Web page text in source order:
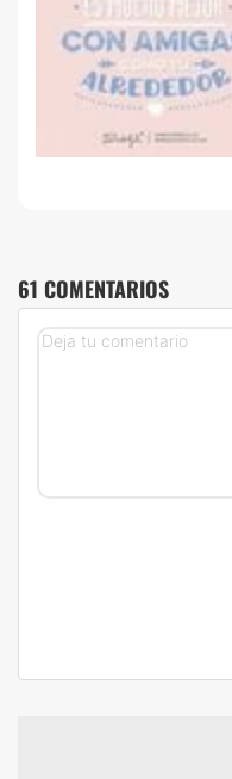
61 COMENTARIOS